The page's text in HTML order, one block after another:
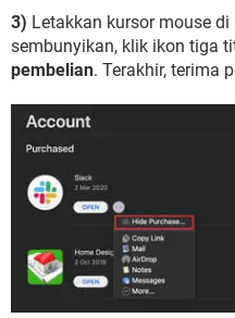
3) Letakkan kursor mouse
sembunyikan, klik ikon tiga
pembelian. Terakhir, terima